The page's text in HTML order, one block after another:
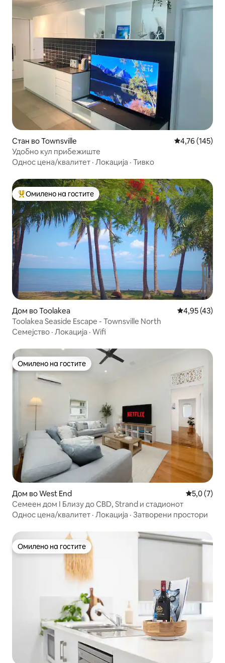
Стан во Townsville Просечна
4,76 (145)
Удобно кул прибежиште
Однос цена/квалитет · Локација · Тивко
Меѓу најуспешните „Омилени на гостите“
Омилено на гостите
Дом во Toolakea Просечна
4,95 (43)
Toolakea Seaside Escape - Townsville North
Семејство · Локација · Wifi
Омилено на гостите
Омилено на гостите
Дом во West End Просечна
5,0 (7)
Семеен дом I Близу до CBD, Strand и стадионот
Однос цена/квалитет · Локација · Затворени простори
Омилено на гостите
Омилено на гостите